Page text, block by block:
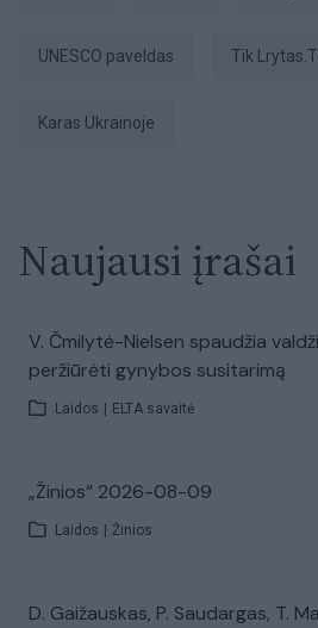
UNESCO paveldas tik
karas Ukrainoje
Naujausi įrašai
V. Čmilytė-Nielsen spaudžia
peržiūrėti gynybos susitarimą
Laidos ELTA savaitė
„Žinios“ 2026-08-09
Laidos Žinios
D. Gaižauskas, P. Saudargas, T.